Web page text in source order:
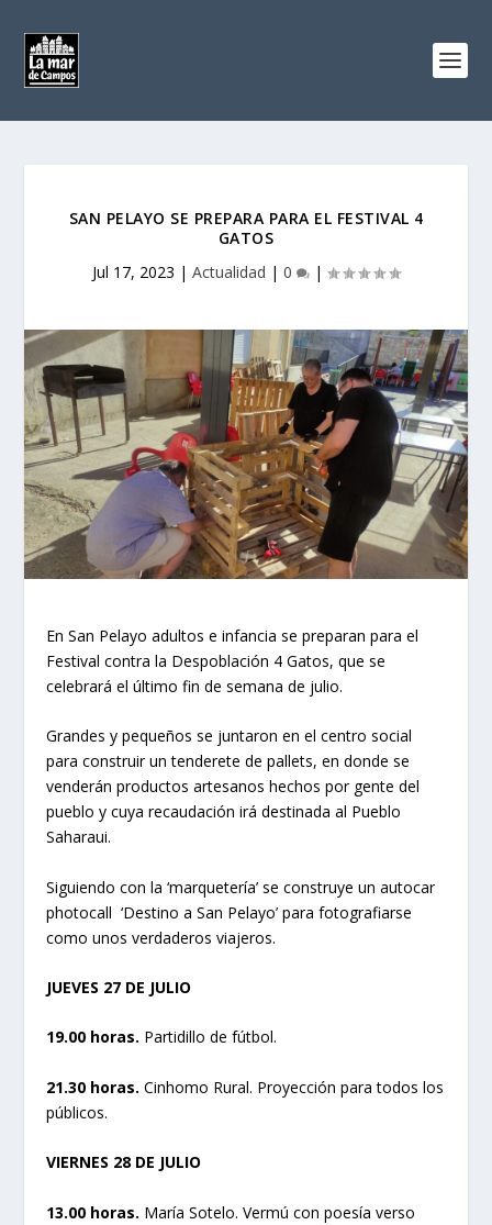
SAN PELAYO SE PREPARA PARA EL FESTIVAL 4
GATOS
Jul 17, 2023 | Actualidad | 0 |
En San Pelayo adultos e infancia se preparan para el
Festival contra la Despoblación 4 Gatos, que se
celebrará el último fin de semana de julio.
Grandes y pequeños se juntaron en el centro social
para construir un tenderete de pallets, en donde se
venderán productos artesanos hechos por gente del
pueblo y cuya recaudación irá destinada al Pueblo
Saharaui.
Siguiendo con la ‘marquetería’ se construye un autocar
photocall ‘Destino a San Pelayo’ para fotografiarse
como unos verdaderos viajeros.
JUEVES 27 DE JULIO
19.00 horas. Partidillo de fútbol.
21.30 horas. Cinhomo Rural. Proyección para todos los
públicos.
VIERNES 28 DE JULIO
13.00 horas. María Sotelo. Vermú con poesía verso